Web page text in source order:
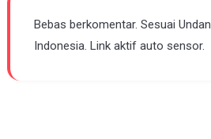
Bebas berkomentar. Sesuai
Indonesia. Link aktif auto sensor.